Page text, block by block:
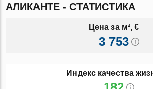
АЛИКАНТЕ - СТАТИСТИКА
Цена за м², €
3 753
Индекс качества